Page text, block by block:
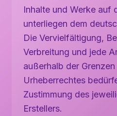
Inhalte und Werke auf
unterliegen dem
Die Vervielfältigung,
Verbreitung und jede
außerhalb der
Urheberrechtes
Zustimmung des
Erstellers.